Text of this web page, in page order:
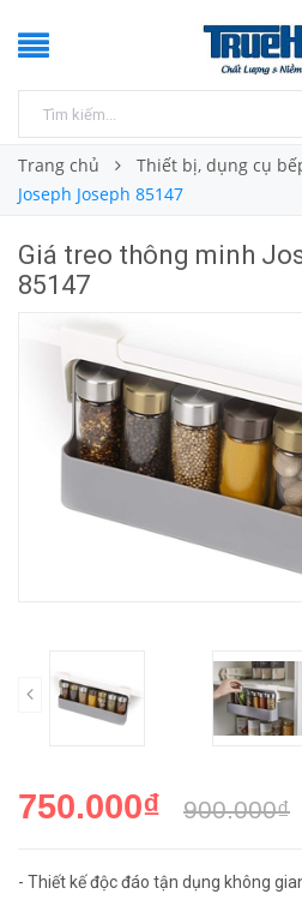
Trang chủ Thiết bị, dụng cụ
Joseph Joseph 85147
Giá treo thông minh
85147
750.000₫ 900.000₫
- Thiết kế độc đáo tận dụng không